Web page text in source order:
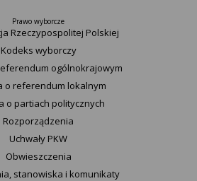
Prawo wyborcze
Rzeczypospolitej Polskiej​
Kodeks wyborczy
ogólnokrajowym
o referendum lokalnym
o partiach politycznych
Rozporządzenia
Uchwały PKW
Obwieszczenia
stanowiska i komunikaty